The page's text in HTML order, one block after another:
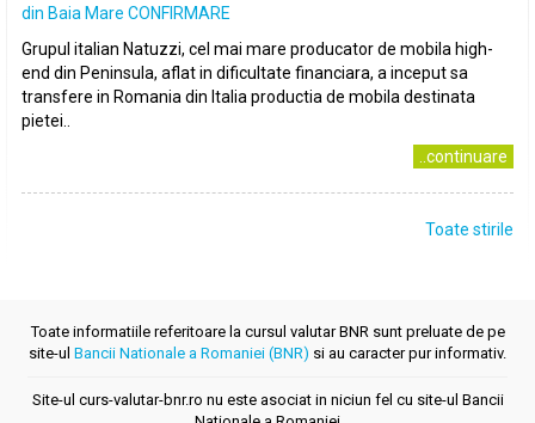
din Baia Mare CONFIRMARE
Grupul italian Natuzzi, cel mai mare producator de mobila high-
end din Peninsula, aflat in dificultate financiara, a inceput sa
transfere in Romania din Italia productia de mobila destinata
pietei..
..continuare
Toate stirile
Toate informatiile referitoare la cursul valutar BNR sunt preluate de pe
site-ul Bancii Nationale a Romaniei (BNR) si au caracter pur informativ.
Site-ul curs-valutar-bnr.ro nu este asociat in niciun fel cu site-ul Bancii